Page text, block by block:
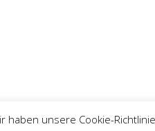
unsere Cookie-